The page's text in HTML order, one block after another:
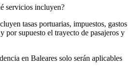
servicios incluyen?
tasas portuarias, impuestos, gastos
por supuesto el trayecto de pasajeros y
en Baleares solo serán aplicables